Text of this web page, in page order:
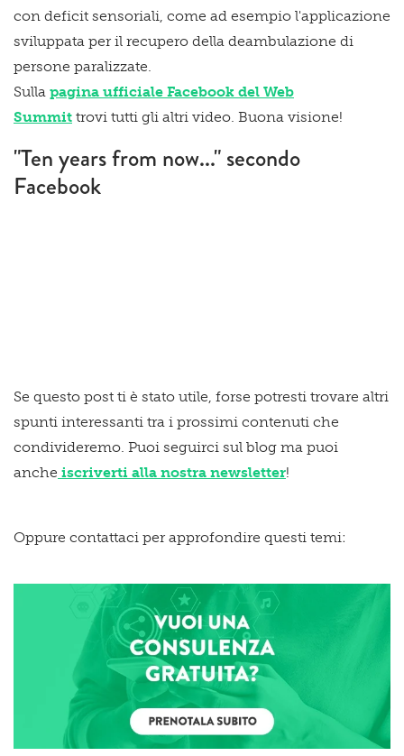
con deficit sensoriali, come ad esempio l'applicazione
sviluppata per il recupero della deambulazione di
persone paralizzate.
Sulla pagina ufficiale Facebook del Web
Summit trovi tutti gli altri video. Buona visione!
"Ten years from now..." secondo
Facebook
Se questo post ti è stato utile, forse potresti trovare altri
spunti interessanti tra i prossimi contenuti che
condivideremo. Puoi seguirci sul blog ma puoi
anche iscriverti alla nostra newsletter!
Oppure contattaci per approfondire questi temi: